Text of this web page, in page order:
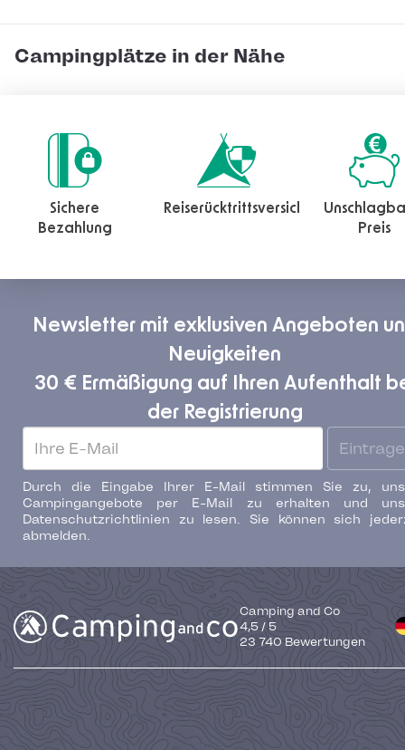
Campingplätze in der Nähe
Sichere
Bezahlung
Reiserücktrittsversicherung
Preis
Newsletter mit exklusiven Angeboten
Neuigkeiten
30 € Ermäßigung auf Ihren Aufenthalt
der Registrierung
Durch die Eingabe Ihrer E-Mail stimmen Sie zu,
Campingangebote per E-Mail zu erhalten und
Datenschutzrichtlinien zu lesen. Sie können sich
abmelden.
Camping and Co
4,5 / 5
23 740 Bewertungen